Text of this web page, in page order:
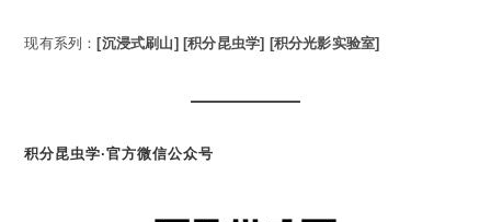
现有系列： [沉浸式刷山] [积分昆虫学] [积分光影实验室]
积分昆虫学·官方微信公众号